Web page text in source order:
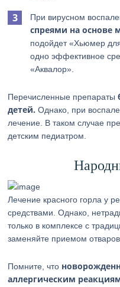
При вирусном
спреями на основе
подойдет «Хьюмер
одно эффективное
«Аквалор».
Перечисленные препараты
детей. Однако, при
лечение. В таком случае
детским педиатром.
Лечение красного горла у
средствами. Однако,
только в комплексе с
заменяйте приемом
Помните, что
аллергическим